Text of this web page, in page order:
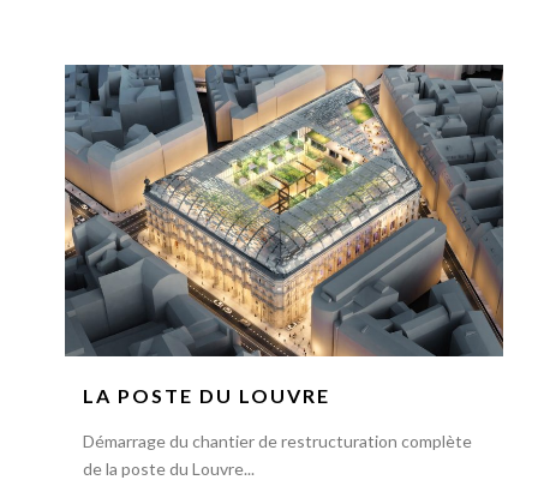
LA POSTE DU LOUVRE
Démarrage du chantier de restructuration complète
de la poste du Louvre...